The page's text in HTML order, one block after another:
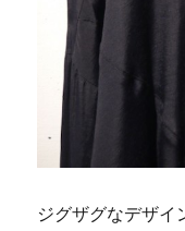
ジグザグなデザイ